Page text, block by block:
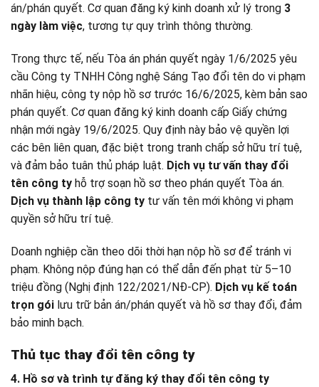
án/phán quyết. Cơ quan đăng ký kinh doanh xử lý trong 3
ngày làm việc, tương tự quy trình thông thường.
Trong thực tế, nếu Tòa án phán quyết ngày 1/6/2025 yêu
cầu Công ty TNHH Công nghệ Sáng Tạo đổi tên do vi phạm
nhãn hiệu, công ty nộp hồ sơ trước 16/6/2025, kèm bản sao
phán quyết. Cơ quan đăng ký kinh doanh cấp Giấy chứng
nhận mới ngày 19/6/2025. Quy định này bảo vệ quyền lợi
các bên liên quan, đặc biệt trong tranh chấp sở hữu trí tuệ,
và đảm bảo tuân thủ pháp luật. Dịch vụ tư vấn thay đổi
tên công ty hỗ trợ soạn hồ sơ theo phán quyết Tòa án.
Dịch vụ thành lập công ty tư vấn tên mới không vi phạm
quyền sở hữu trí tuệ.
Doanh nghiệp cần theo dõi thời hạn nộp hồ sơ để tránh vi
phạm. Không nộp đúng hạn có thể dẫn đến phạt từ 5–10
triệu đồng (Nghị định 122/2021/NĐ-CP). Dịch vụ kế toán
trọn gói lưu trữ bản án/phán quyết và hồ sơ thay đổi, đảm
bảo minh bạch.
Thủ tục thay đổi tên công ty
4. Hồ sơ và trình tự đăng ký thay đổi tên công ty